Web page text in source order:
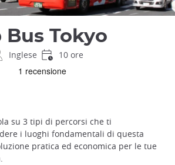
Bus Tokyo
Inglese 10 ore
su 3 tipi di percorsi che ti
i luoghi fondamentali di questa
pratica ed economica per le tue